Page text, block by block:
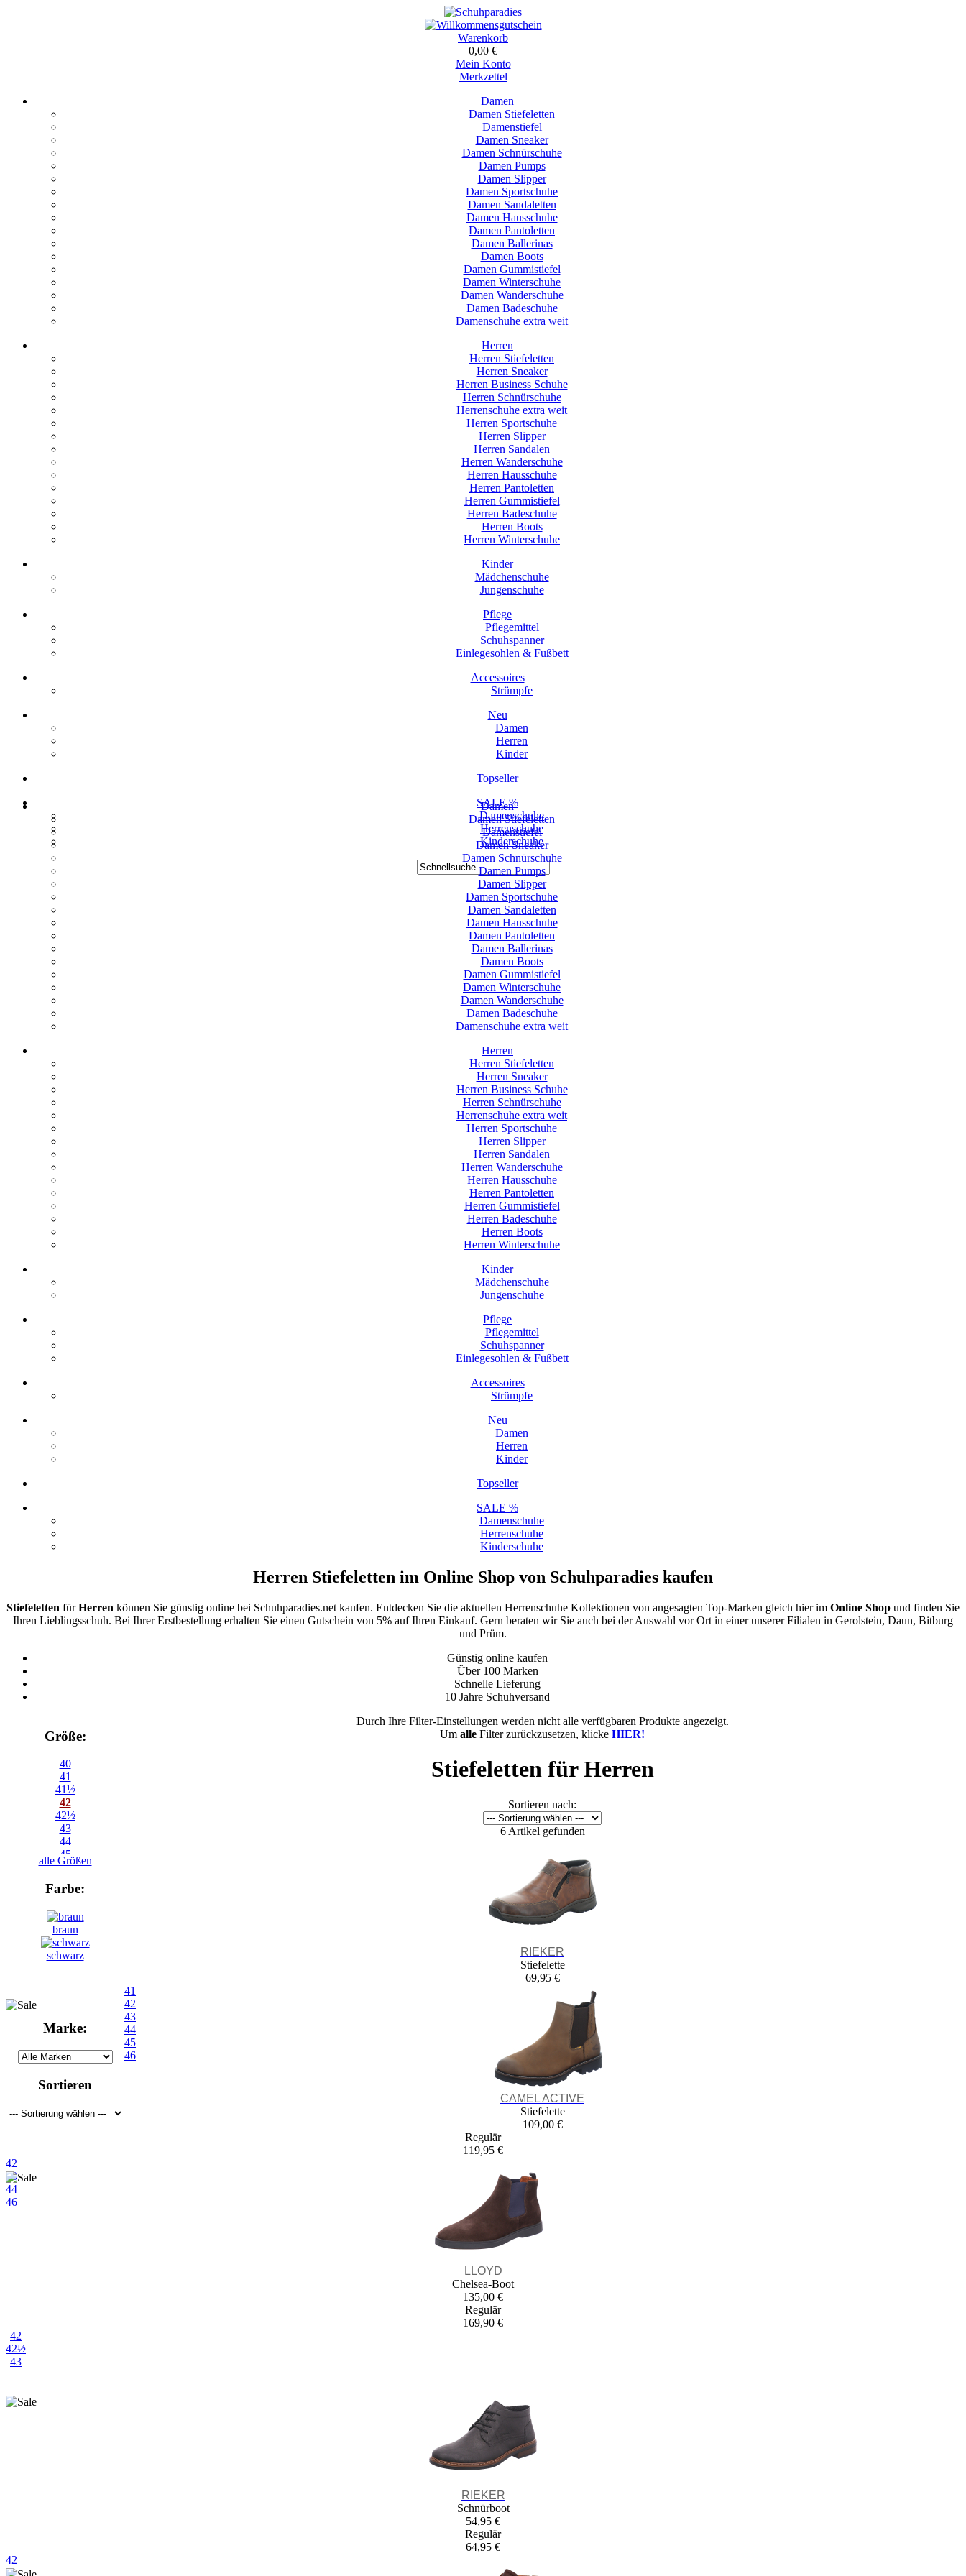
Warenkorb
0,00 €
Mein Konto
Merkzettel
Damen
Damen Stiefeletten
Damenstiefel
Damen Sneaker
Damen Schnürschuhe
Damen Pumps
Damen Slipper
Damen Sportschuhe
Damen Sandaletten
Damen Hausschuhe
Damen Pantoletten
Damen Ballerinas
Damen Boots
Damen Gummistiefel
Damen Winterschuhe
Damen Wanderschuhe
Damen Badeschuhe
Damenschuhe extra weit
Herren
Herren Stiefeletten
Herren Sneaker
Herren Business Schuhe
Herren Schnürschuhe
Herrenschuhe extra weit
Herren Sportschuhe
Herren Slipper
Herren Sandalen
Herren Wanderschuhe
Herren Hausschuhe
Herren Pantoletten
Herren Gummistiefel
Herren Badeschuhe
Herren Boots
Herren Winterschuhe
Kinder
Mädchenschuhe
Jungenschuhe
Pflege
Pflegemittel
Schuhspanner
Einlegesohlen & Fußbett
Accessoires
Strümpfe
Neu
Damen
Herren
Kinder
Topseller
SALE %
Damenschuhe
Herrenschuhe
Kinderschuhe
Damen
Damen Stiefeletten
Damenstiefel
Damen Sneaker
Damen Schnürschuhe
Damen Pumps
Damen Slipper
Damen Sportschuhe
Damen Sandaletten
Damen Hausschuhe
Damen Pantoletten
Damen Ballerinas
Damen Boots
Damen Gummistiefel
Damen Winterschuhe
Damen Wanderschuhe
Damen Badeschuhe
Damenschuhe extra weit
Herren
Herren Stiefeletten
Herren Sneaker
Herren Business Schuhe
Herren Schnürschuhe
Herrenschuhe extra weit
Herren Sportschuhe
Herren Slipper
Herren Sandalen
Herren Wanderschuhe
Herren Hausschuhe
Herren Pantoletten
Herren Gummistiefel
Herren Badeschuhe
Herren Boots
Herren Winterschuhe
Kinder
Mädchenschuhe
Jungenschuhe
Pflege
Pflegemittel
Schuhspanner
Einlegesohlen & Fußbett
Accessoires
Strümpfe
Neu
Damen
Herren
Kinder
Topseller
SALE %
Damenschuhe
Herrenschuhe
Kinderschuhe
Herren Stiefeletten im Online Shop von Schuhparadies kaufen
Stiefeletten fürHerren können Sie günstig online bei Schuhparadies.net kaufen. Entdecken Sie die aktuellen Herrenschuhe Kollektionen von angesagten Top-Marken gleich hier im Online Shop und finden Sie
Ihren Lieblingsschuh. Bei Ihrer Erstbestellung erhalten Sie einen Gutschein von 5% auf Ihren Einkauf. Gern beraten wir Sie auch bei der Auswahl vor Ort in einer unserer Filialen in Gerolstein, Daun, Bitburg
und Prüm.
Günstig online kaufen
Über 100 Marken
Schnelle Lieferung
10 Jahre Schuhversand
Größe:
40
41
41½
42
42½
43
44
45
45½
46½
alle Größen
Farbe:
braun
schwarz
Marke:
Sortieren
Durch Ihre Filter-Einstellungen werden nicht alle verfügbaren Produkte angezeigt.
Um alle Filter zurückzusetzen, klicke HIER!
Stiefeletten für Herren
Sortieren nach:
6 Artikel gefunden
RIEKER
Stiefelette
69,95 €
41
42
43
44
45
46
CAMEL ACTIVE
Stiefelette
109,00 €
Regulär
119,95 €
42
43
44
46
LLOYD
Chelsea-Boot
135,00 €
Regulär
169,90 €
42
42½
43
RIEKER
Schnürboot
54,95 €
Regulär
64,95 €
42